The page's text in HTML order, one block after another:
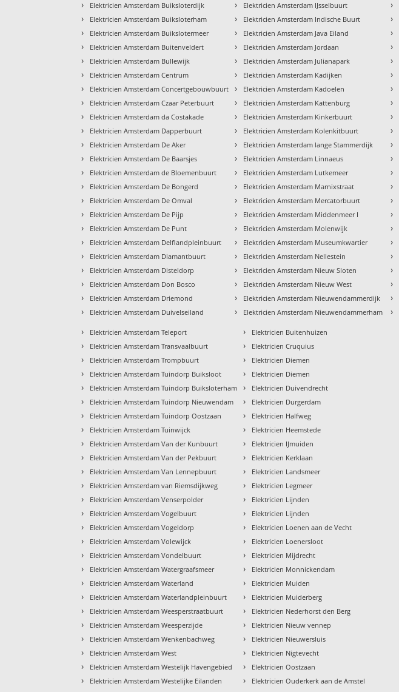
› Elektricien Amsterdam Buiksloterdijk
› Elektricien Amsterdam Buiksloterham
› Elektricien Amsterdam Buikslotermeer
› Elektricien Amsterdam Buitenveldert
› Elektricien Amsterdam Bullewijk
› Elektricien Amsterdam Centrum
› Elektricien Amsterdam Concertgebouwbuurt
› Elektricien Amsterdam Czaar Peterbuurt
› Elektricien Amsterdam da Costakade
› Elektricien Amsterdam Dapperbuurt
› Elektricien Amsterdam De Aker
› Elektricien Amsterdam De Baarsjes
› Elektricien Amsterdam de Bloemenbuurt
› Elektricien Amsterdam De Bongerd
› Elektricien Amsterdam De Omval
› Elektricien Amsterdam De Pijp
› Elektricien Amsterdam De Punt
› Elektricien Amsterdam Delflandpleinbuurt
› Elektricien Amsterdam Diamantbuurt
› Elektricien Amsterdam Disteldorp
› Elektricien Amsterdam Don Bosco
› Elektricien Amsterdam Driemond
› Elektricien Amsterdam Duivelseiland
› Elektricien Amsterdam IJsselbuurt
› Elektricien Amsterdam Indische Buurt
› Elektricien Amsterdam Java Eiland
› Elektricien Amsterdam Jordaan
› Elektricien Amsterdam Julianapark
› Elektricien Amsterdam Kadijken
› Elektricien Amsterdam Kadoelen
› Elektricien Amsterdam Kattenburg
› Elektricien Amsterdam Kinkerbuurt
› Elektricien Amsterdam Kolenkitbuurt
› Elektricien Amsterdam lange Stammerdijk
› Elektricien Amsterdam Linnaeus
› Elektricien Amsterdam Lutkemeer
› Elektricien Amsterdam Marnixstraat
› Elektricien Amsterdam Mercatorbuurt
› Elektricien Amsterdam Middenmeer I
› Elektricien Amsterdam Molenwijk
› Elektricien Amsterdam Museumkwartier
› Elektricien Amsterdam Nellestein
› Elektricien Amsterdam Nieuw Sloten
› Elektricien Amsterdam Nieuw West
› Elektricien Amsterdam Nieuwendammerdijk
› Elektricien Amsterdam Nieuwendammerham
›
›
›
›
›
›
›
›
›
›
›
›
›
›
›
›
›
›
›
›
›
›
›
› Elektricien Amsterdam Teleport
› Elektricien Amsterdam Transvaalbuurt
› Elektricien Amsterdam Trompbuurt
› Elektricien Amsterdam Tuindorp Buiksloot
› Elektricien Amsterdam Tuindorp Buiksloterham
› Elektricien Amsterdam Tuindorp Nieuwendam
› Elektricien Amsterdam Tuindorp Oostzaan
› Elektricien Amsterdam Tuinwijck
› Elektricien Amsterdam Van der Kunbuurt
› Elektricien Amsterdam Van der Pekbuurt
› Elektricien Amsterdam Van Lennepbuurt
› Elektricien Amsterdam van Riemsdijkweg
› Elektricien Amsterdam Venserpolder
› Elektricien Amsterdam Vogelbuurt
› Elektricien Amsterdam Vogeldorp
› Elektricien Amsterdam Volewijck
› Elektricien Amsterdam Vondelbuurt
› Elektricien Amsterdam Watergraafsmeer
› Elektricien Amsterdam Waterland
› Elektricien Amsterdam Waterlandpleinbuurt
› Elektricien Amsterdam Weesperstraatbuurt
› Elektricien Amsterdam Weesperzijde
› Elektricien Amsterdam Wenkenbachweg
› Elektricien Amsterdam West
› Elektricien Amsterdam Westelijk Havengebied
› Elektricien Amsterdam Westelijke Eilanden
› Elektricien Buitenhuizen
› Elektricien Cruquius
› Elektricien Diemen
› Elektricien Diemen
› Elektricien Duivendrecht
› Elektricien Durgerdam
› Elektricien Halfweg
› Elektricien Heemstede
› Elektricien IJmuiden
› Elektricien Kerklaan
› Elektricien Landsmeer
› Elektricien Legmeer
› Elektricien Lijnden
› Elektricien Lijnden
› Elektricien Loenen aan de Vecht
› Elektricien Loenersloot
› Elektricien Mijdrecht
› Elektricien Monnickendam
› Elektricien Muiden
› Elektricien Muiderberg
› Elektricien Nederhorst den Berg
› Elektricien Nieuw vennep
› Elektricien Nieuwersluis
› Elektricien Nigtevecht
› Elektricien Oostzaan
› Elektricien Ouderkerk aan de Amstel